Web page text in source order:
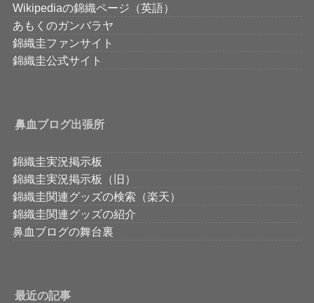
Wikipediaの錦織ページ（英語）
あもくのガンバラヤ
錦織圭ファンサイト
錦織圭公式サイト
鼻血ブログ出張所
錦織圭実況掲示板
錦織圭実況掲示板（旧）
錦織圭関連グッズの検索（楽天）
錦織圭関連グッズの紹介
鼻血ブログの舞台裏
最近の記事